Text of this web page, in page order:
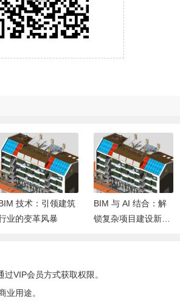
与 AI 结合：解
复杂项目建设新密
深圳市BIM平台已汇
聚12万个模型文件，
VIP会员方式获取权限。
业用途。